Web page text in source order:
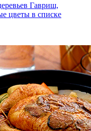
Гавриш,
цветы в списке